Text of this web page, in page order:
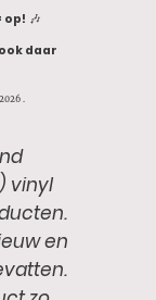
op! 🎶
daar
.
vinyl
en